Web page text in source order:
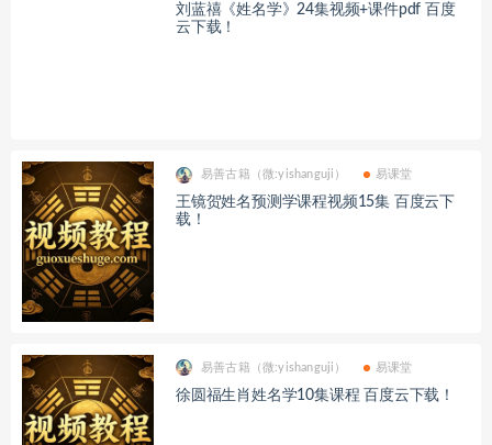
刘蓝禧《姓名学》24集视频+课件pdf 百度
云下载！
易善古籍（微:yishanguji） 易课堂
王镜贺姓名预测学课程视频15集 百度云下
载！
易善古籍（微:yishanguji） 易课堂
徐圆福生肖姓名学10集课程 百度云下载！